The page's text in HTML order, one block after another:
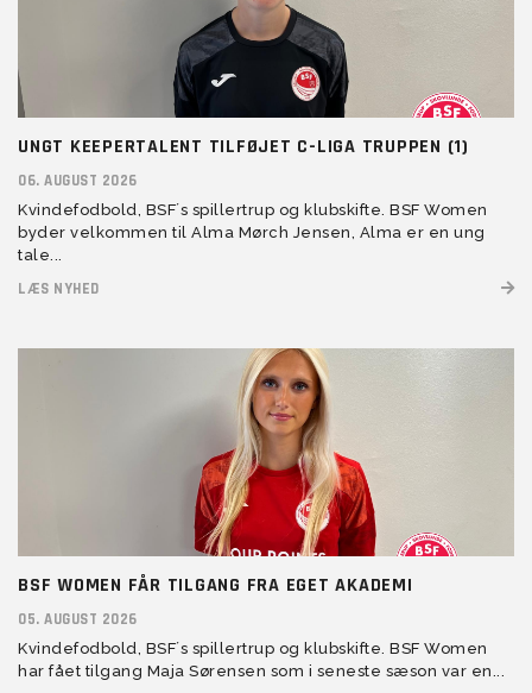
UNGT KEEPERTALENT TILFØJET C-LIGA TRUPPEN (1)
06. AUGUST 2026
Kvindefodbold, BSF´s spillertrup og klubskifte. BSF Women
byder velkommen til Alma Mørch Jensen, Alma er en ung
tale...
LÆS NYHED
BSF WOMEN FÅR TILGANG FRA EGET AKADEMI
05. AUGUST 2026
Kvindefodbold, BSF´s spillertrup og klubskifte. BSF Women
har fået tilgang Maja Sørensen som i seneste sæson var en...